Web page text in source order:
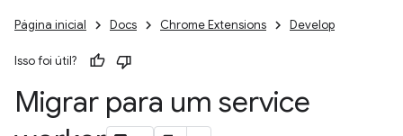
Página inicial Docs Chrome Extensions Develop
Isso foi útil?
Migrar para um service